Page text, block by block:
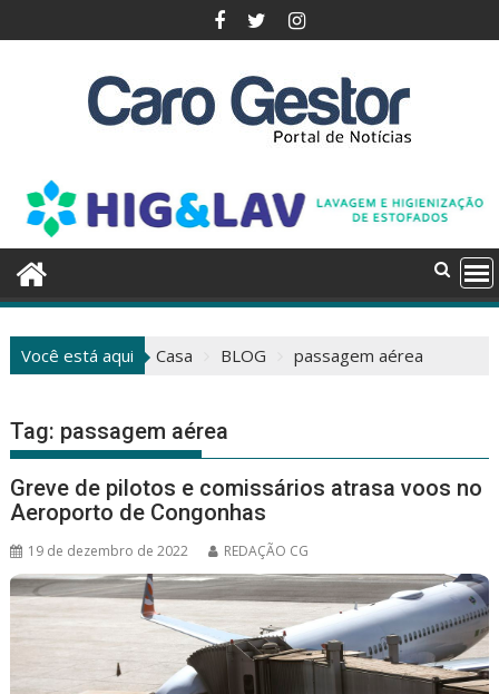
para
Você está aqui Casa BLOG passagem aérea
Tag: passagem aérea
Greve de pilotos e comissários atrasa voos no
Aeroporto de Congonhas
19 de dezembro de 2022 REDAÇÃO CG